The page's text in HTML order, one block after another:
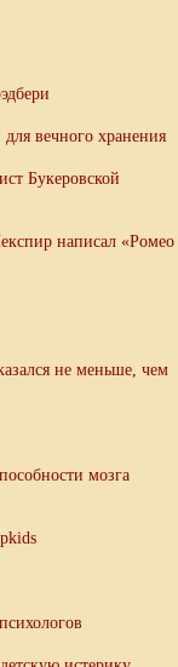
вечного хранения
Букеровской
написал «Ромео
не меньше, чем
мозга